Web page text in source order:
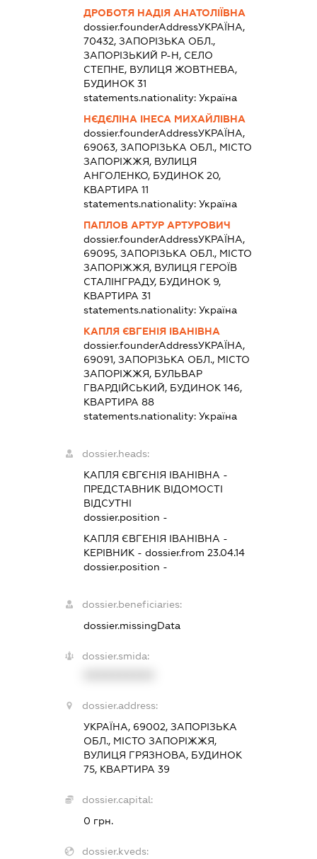
ДРОБОТЯ НАДІЯ АНАТОЛІЇВНА
dossier.founderAddressУКРАЇНА,
70432, ЗАПОРІЗЬКА ОБЛ.,
ЗАПОРІЗЬКИЙ Р-Н, СЕЛО
СТЕПНЕ, ВУЛИЦЯ ЖОВТНЕВА,
БУДИНОК 31
statements.nationality: Україна
НЄДЄЛІНА ІНЕСА МИХАЙЛІВНА
dossier.founderAddressУКРАЇНА,
69063, ЗАПОРІЗЬКА ОБЛ., МІСТО
ЗАПОРІЖЖЯ, ВУЛИЦЯ
АНГОЛЕНКО, БУДИНОК 20,
КВАРТИРА 11
statements.nationality: Україна
ПАПЛОВ АРТУР АРТУРОВИЧ
dossier.founderAddressУКРАЇНА,
69095, ЗАПОРІЗЬКА ОБЛ., МІСТО
ЗАПОРІЖЖЯ, ВУЛИЦЯ ГЕРОЇВ
СТАЛІНГРАДУ, БУДИНОК 9,
КВАРТИРА 31
statements.nationality: Україна
КАПЛЯ ЄВГЕНІЯ ІВАНІВНА
dossier.founderAddressУКРАЇНА,
69091, ЗАПОРІЗЬКА ОБЛ., МІСТО
ЗАПОРІЖЖЯ, БУЛЬВАР
ГВАРДІЙСЬКИЙ, БУДИНОК 146,
КВАРТИРА 88
statements.nationality: Україна
dossier.heads:
КАПЛЯ ЄВГЄНІЯ ІВАНІВНА -
ПРЕДСТАВНИК ВІДОМОСТІ
ВІДСУТНІ
dossier.position -
КАПЛЯ ЄВГЕНІЯ ІВАНІВНА -
КЕРІВНИК - dossier.from 23.04.14
dossier.position -
dossier.beneficiaries:
dossier.missingData
dossier.smida:
dossier.address:
УКРАЇНА, 69002, ЗАПОРІЗЬКА
ОБЛ., МІСТО ЗАПОРІЖЖЯ,
ВУЛИЦЯ ГРЯЗНОВА, БУДИНОК
75, КВАРТИРА 39
dossier.capital:
0 грн.
dossier.kveds: